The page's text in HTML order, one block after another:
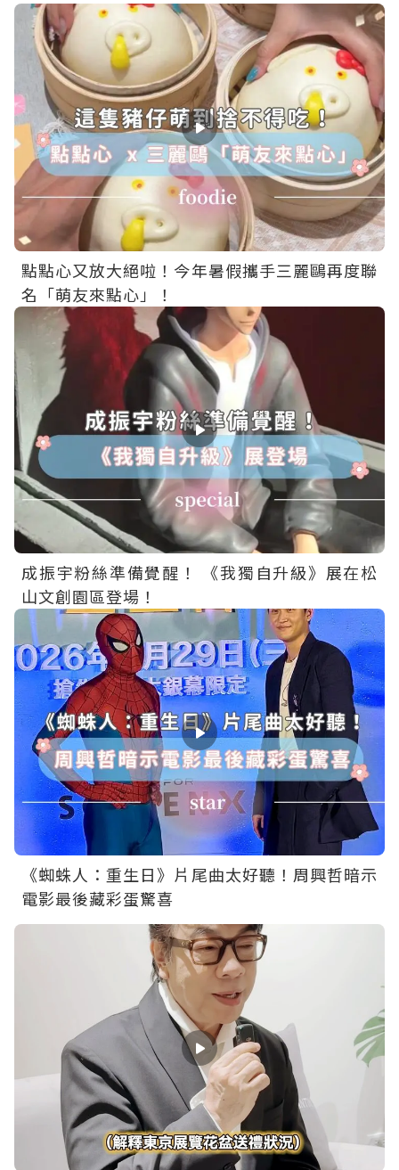
點點心又放大絕啦！今年暑假攜手三麗鷗再度聯
名「萌友來點心」！
成振宇粉絲準備覺醒！ 《我獨自升級》展在松
山文創園區登場！
《蜘蛛人：重生日》片尾曲太好聽！周興哲暗示
電影最後藏彩蛋驚喜